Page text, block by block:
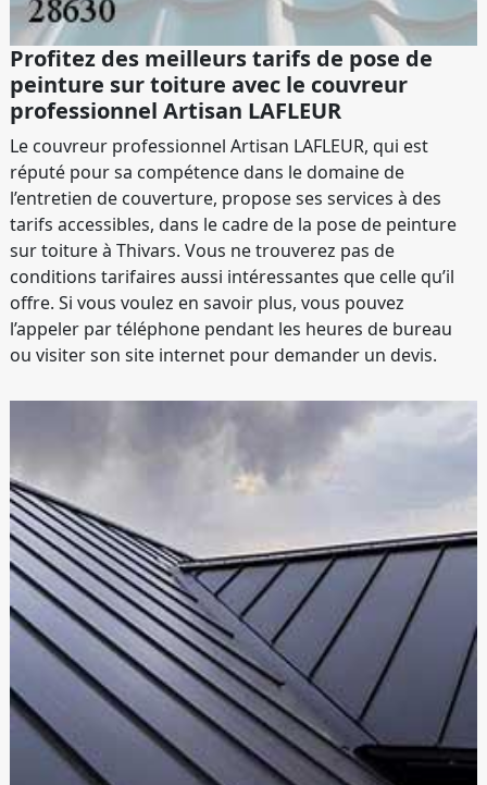
Profitez des meilleurs tarifs de pose de
peinture sur toiture avec le couvreur
professionnel Artisan LAFLEUR
Le couvreur professionnel Artisan LAFLEUR, qui est
réputé pour sa compétence dans le domaine de
l’entretien de couverture, propose ses services à des
tarifs accessibles, dans le cadre de la pose de peinture
sur toiture à Thivars. Vous ne trouverez pas de
conditions tarifaires aussi intéressantes que celle qu’il
offre. Si vous voulez en savoir plus, vous pouvez
l’appeler par téléphone pendant les heures de bureau
ou visiter son site internet pour demander un devis.